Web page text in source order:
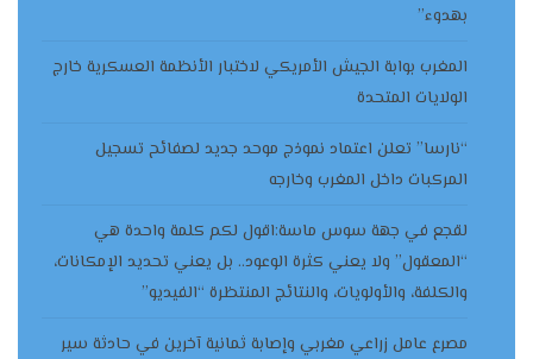
بهدوء”
المغرب بوابة الجيش الأمريكي لاختبار الأنظمة العسكرية خارج
الولايات المتحدة
“نارسا” تعلن اعتماد نموذج موحد جديد لصفائح تسجيل
المركبات داخل المغرب وخارجه
لقجع في جهة سوس ماسة:اقول لكم كلمة واحدة هي
“المعقول” ولا يعني كثرة الوعود.. بل يعني تحديد الإمكانات،
والكلفة، والأولويات، والنتائج المنتظرة “الفيديو”
مصرع عامل زراعي مغربي وإصابة ثمانية آخرين في حادثة سير